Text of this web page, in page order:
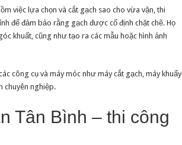
việc lựa chọn và cắt gạch sao cho vừa vặn, thi
để đảm bảo rằng gạch được cố định chặt chẽ. Họ
khuất, cũng như tạo ra các mẫu hoặc hình ảnh
công cụ và máy móc như máy cắt gạch, máy khuấy
chuyên nghiệp.
Tân Bình – thi công